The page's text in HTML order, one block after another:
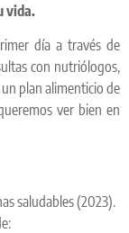
vida.
día a través de
con nutriólogos,
plan alimenticio de
ver bien en
saludables (2023).